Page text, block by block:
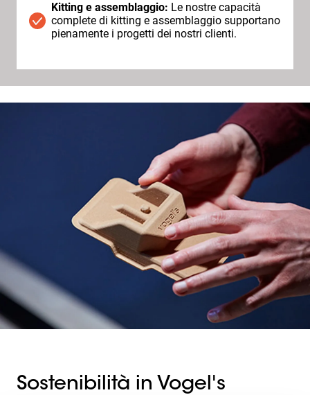
Kitting e assemblaggio: Le nostre capacità
complete di kitting e assemblaggio supportano
pienamente i progetti dei nostri clienti.
Sostenibilità in Vogel's